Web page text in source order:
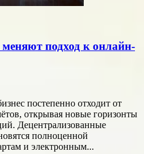
подход к онлайн-
постепенно отходит от
открывая новые горизонты
Децентрализованные
полноценной
и электронным...